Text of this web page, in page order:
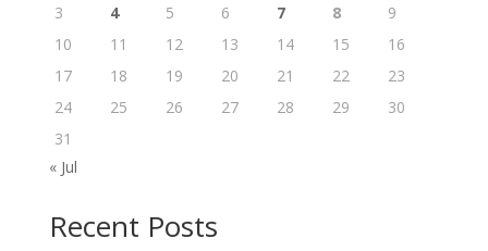
3
4 5 6 7 8
9
10
11 12 13 14 15
16
17
18 19 20 21 22
23
24
25 26 27 28 29
30
31
« Jul
Recent Posts